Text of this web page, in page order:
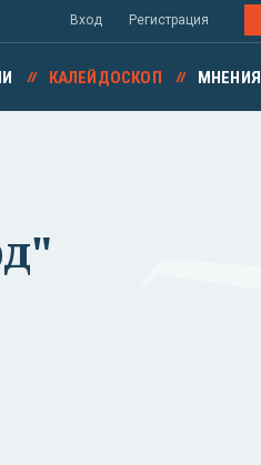
Вход Регистрация
КАЛЕЙДОСКОП МНЕНИЯ